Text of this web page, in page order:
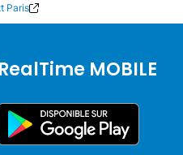
Paris
MOBILE